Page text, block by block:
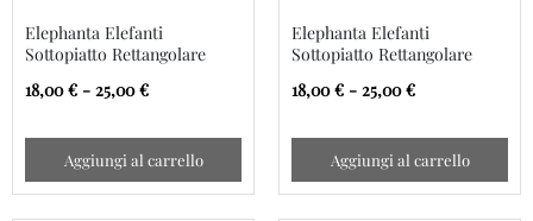
Elephanta Elefanti
Sottopiatto Rettangolare
18,00 € - 25,00 €
Aggiungi al carrello
Elephanta Elefanti
Sottopiatto Rettangolare
18,00 € - 25,00 €
Aggiungi al carrello